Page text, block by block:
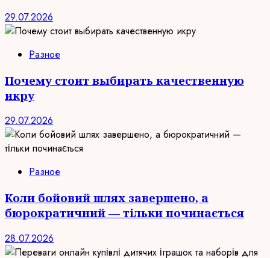
29.07.2026
Разное
Почему стоит выбирать качественную
икру
29.07.2026
Разное
Коли бойовий шлях завершено, а
бюрократичний — тільки починається
28.07.2026